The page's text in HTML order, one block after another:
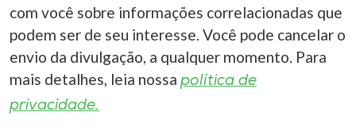
com você sobre informações correlacionadas que
podem ser de seu interesse. Você pode cancelar o
envio da divulgação, a qualquer momento. Para
mais detalhes, leia nossa política de
privacidade.